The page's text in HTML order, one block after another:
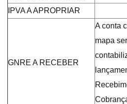
IPVA A APROPRIAR
GNRE A RECEBER
A conta
mapa